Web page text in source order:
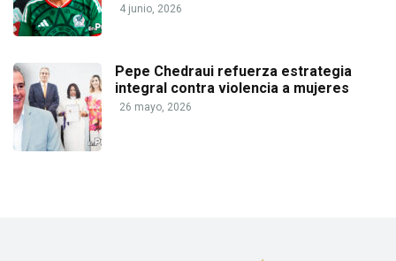
4 junio, 2026
Pepe Chedraui refuerza estrategia
integral contra violencia a mujeres
26 mayo, 2026